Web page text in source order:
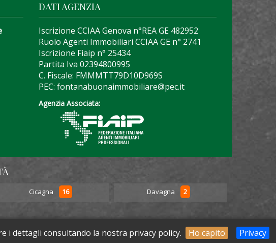
i dettagli consultando la nostra privacy policy. Ho capito Privacy
DATI AGENZIA
Iscrizione CCIAA Genova n°REA GE 482952
Ruolo Agenti Immobiliari CCIAA GE n° 2741
Iscrizione Fiaip n° 25434
Partita Iva 02394800995
C. Fiscale: FMMMTT79D10D969S
PEC: fontanabuonaimmobiliare@pec.it
Agenzia Associata:
Cicagna 16 Davagna 2